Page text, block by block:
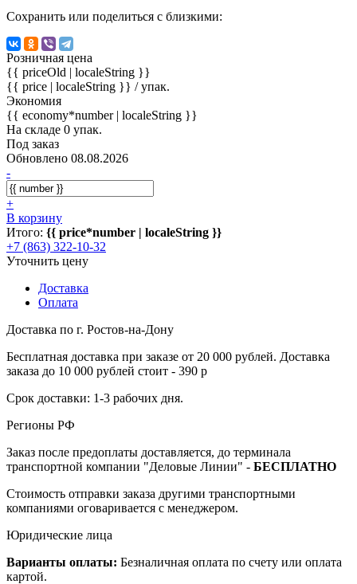
Сохранить или поделиться с близкими:
Розничная цена
{{ priceOld | localeString }}
{{ price | localeString }} / упак.
Экономия
{{ economy*number | localeString }}
На складе 0 упак.
Под заказ
Обновлено 08.08.2026
-
+
В корзину
Итого: {{ price*number | localeString }}
+7 (863) 322-10-32
Уточнить цену
Доставка
Оплата
Доставка по г. Ростов-на-Дону
Бесплатная доставка при заказе от 20 000 рублей. Доставка
заказа до 10 000 рублей стоит - 390 р
Срок доставки: 1-3 рабочих дня.
Регионы РФ
Заказ после предоплаты доставляется, до терминала
транспортной компании "Деловые Линии" - БЕСПЛАТНО
Стоимость отправки заказа другими транспортными
компаниями оговаривается с менеджером.
Юридические лица
Варианты оплаты: Безналичная оплата по счету или оплата
картой.